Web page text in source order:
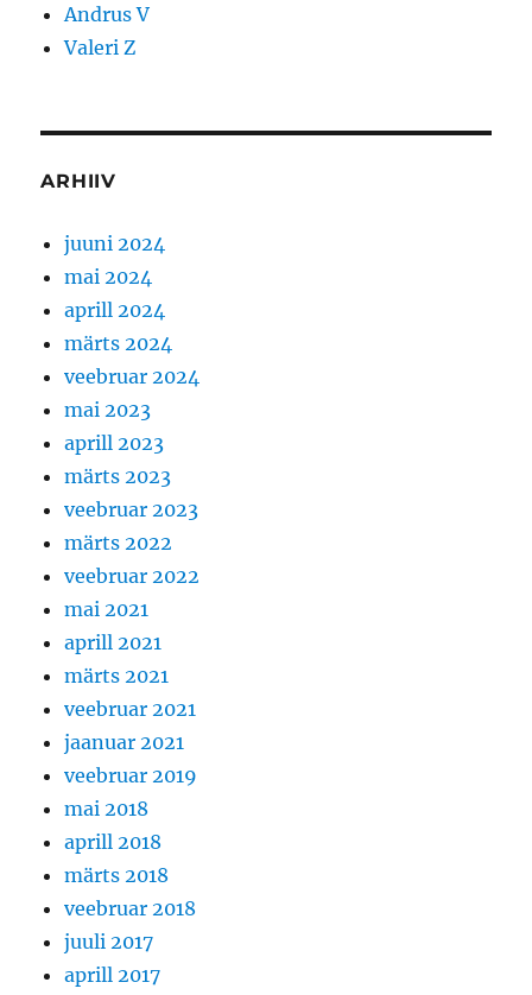
Andrus V
Valeri Z
ARHIIV
juuni 2024
mai 2024
aprill 2024
märts 2024
veebruar 2024
mai 2023
aprill 2023
märts 2023
veebruar 2023
märts 2022
veebruar 2022
mai 2021
aprill 2021
märts 2021
veebruar 2021
jaanuar 2021
veebruar 2019
mai 2018
aprill 2018
märts 2018
veebruar 2018
juuli 2017
aprill 2017